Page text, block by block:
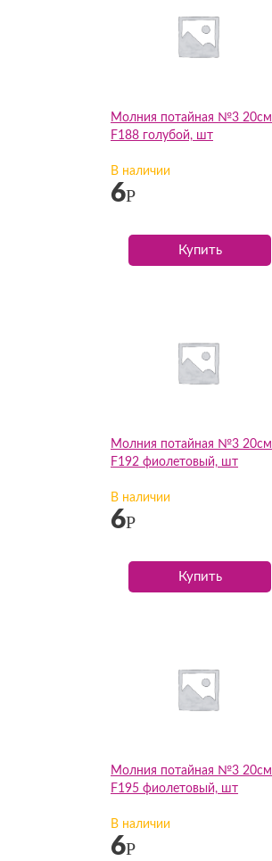
Молния потайная №3 20см
F188 голубой, шт
В наличии
6Р
Купить
Молния потайная №3 20см
F192 фиолетовый, шт
В наличии
6Р
Купить
Молния потайная №3 20см
F195 фиолетовый, шт
В наличии
6Р